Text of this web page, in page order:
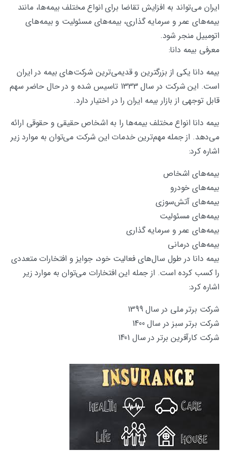
ایران می‌تواند به افزایش تقاضا برای انواع مختلف بیمه‌ها، مانند
بیمه‌های عمر و سرمایه گذاری، بیمه‌های مسئولیت و بیمه‌های
اتومبیل منجر شود.
معرفی بیمه دانا:
بیمه دانا یکی از بزرگترین و قدیمی‌ترین شرکت‌های بیمه در ایران
است. این شرکت در سال 1333 تاسیس شده و در حال حاضر سهم
قابل توجهی از بازار بیمه ایران را در اختیار دارد.
بیمه دانا انواع مختلف بیمه‌ها را به اشخاص حقیقی و حقوقی ارائه
می‌دهد. از جمله مهم‌ترین خدمات این شرکت می‌توان به موارد زیر
اشاره کرد:
بیمه‌های اشخاص
بیمه‌های خودرو
بیمه‌های آتش‌سوزی
بیمه‌های مسئولیت
بیمه‌های عمر و سرمایه گذاری
بیمه‌های درمانی
بیمه دانا در طول سال‌های فعالیت خود، جوایز و افتخارات متعددی
را کسب کرده است. از جمله این افتخارات می‌توان به موارد زیر
اشاره کرد:
شرکت برتر ملی در سال 1399
شرکت برتر سبز در سال 1400
شرکت کارآفرین برتر در سال 1401